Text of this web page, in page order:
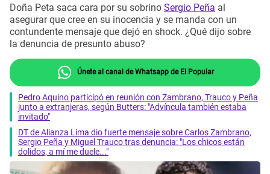
Doña Peta saca cara por su sobrino Sergio Peña al
asegurar que cree en su inocencia y se manda con un
contundente mensaje que dejó en shock. ¿Qué dijo sobre
la denuncia de presunto abuso?
Únete al canal de Whatsapp de El Popular
Pedro Aquino participó en reunión con Zambrano, Trauco y Peña
junto a extranjeras, según Butters: "Advíncula también estaba
invitado"
DT de Alianza Lima dio fuerte mensaje sobre Carlos Zambrano,
Sergio Peña y Miguel Trauco tras denuncia: "Los chicos están
dolidos, a mí me duele..."